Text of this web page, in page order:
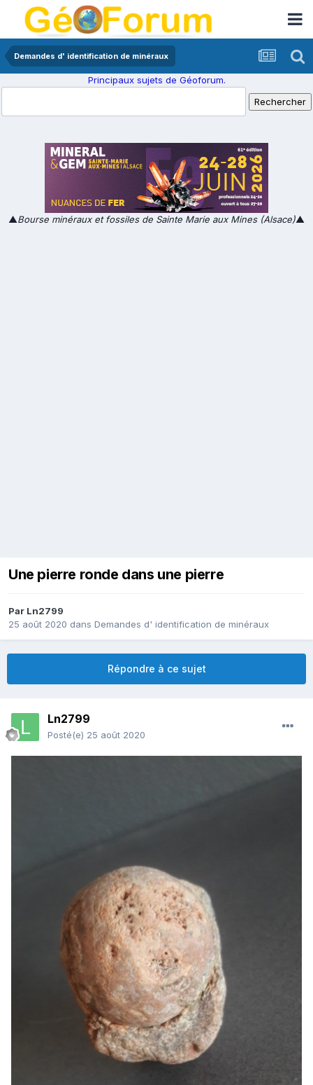
Demandes d' identification de minéraux
Principaux sujets de Géoforum.
▲Bourse minéraux et fossiles de Sainte Marie aux Mines (Alsace)▲
Une pierre ronde dans une pierre
Par Ln2799
25 août 2020 dans Demandes d' identification de minéraux
Répondre à ce sujet
Ln2799
Posté(e) 25 août 2020